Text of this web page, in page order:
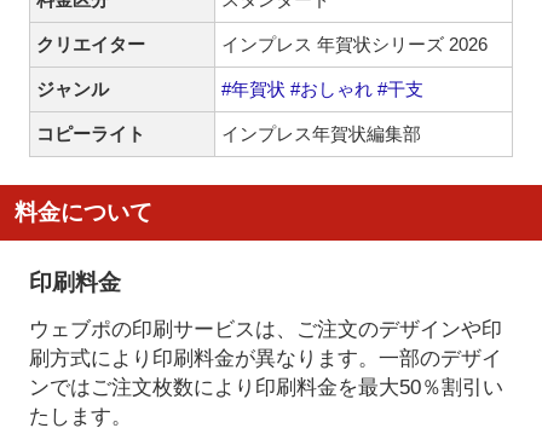
クリエイター インプレス 年賀状シリーズ 2026
ジャンル #年賀状 #おしゃれ #干支
コピーライト インプレス年賀状編集部
料金について
印刷料金
ウェブポの印刷サービスは、ご注文のデザインや印
刷方式により印刷料金が異なります。一部のデザイ
ンではご注文枚数により印刷料金を最大50％割引い
たします。